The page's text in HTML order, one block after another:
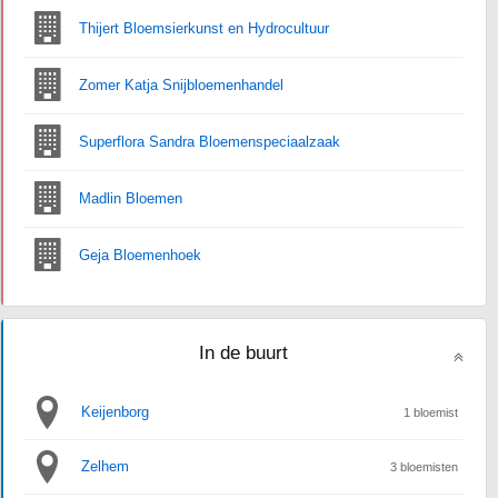
Thijert Bloemsierkunst en Hydrocultuur
Zomer Katja Snijbloemenhandel
Superflora Sandra Bloemenspeciaalzaak
Madlin Bloemen
Geja Bloemenhoek
In de buurt
Keijenborg 1 bloemist
Zelhem 3 bloemisten